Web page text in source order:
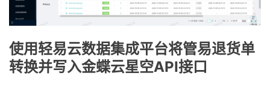
使用轻易云数据集成平台将管易退货单
转换并写入金蝶云星空API接口